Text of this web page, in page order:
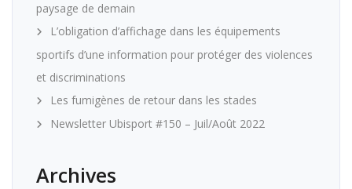
paysage de demain
L’obligation d’affichage dans les équipements
sportifs d’une information pour protéger des violences
et discriminations
Les fumigènes de retour dans les stades
Newsletter Ubisport #150 – Juil/Août 2022
Archives